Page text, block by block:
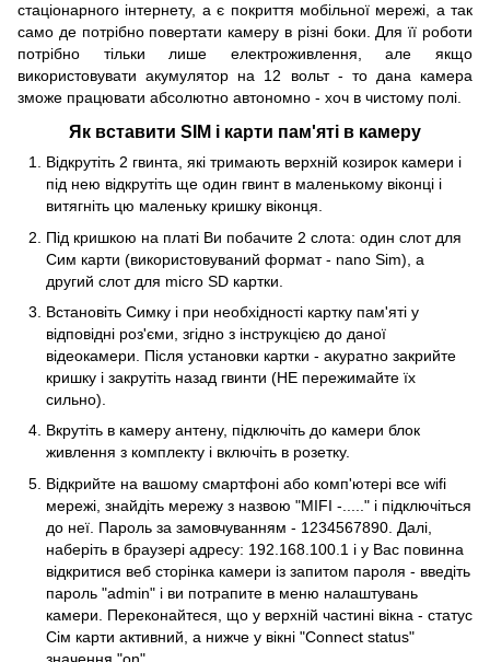
стаціонарного інтернету, а є покриття мобільної мережі, а так
само де потрібно повертати камеру в різні боки. Для її роботи
потрібно тільки лише електроживлення, але якщо
використовувати акумулятор на 12 вольт - то дана камера
зможе працювати абсолютно автономно - хоч в чистому полі.
Як вставити SIM і карти пам'яті в камеру
Відкрутіть 2 гвинта, які тримають верхній козирок камери і
під нею відкрутіть ще один гвинт в маленькому віконці і
витягніть цю маленьку кришку віконця.
Під кришкою на платі Ви побачите 2 слота: один слот для
Сим карти (використовуваний формат - nano Sim), а
другий слот для micro SD картки.
Встановіть Симку і при необхідності картку пам'яті у
відповідні роз'єми, згідно з інструкцією до даної
відеокамери. Після установки картки - акуратно закрийте
кришку і закрутіть назад гвинти (НЕ пережимайте їх
сильно).
Вкрутіть в камеру антену, підключіть до камери блок
живлення з комплекту і включіть в розетку.
Відкрийте на вашому смартфоні або комп'ютері все wifi
мережі, знайдіть мережу з назвою "MIFI -....." і підключіться
до неї. Пароль за замовчуванням - 1234567890. Далі,
наберіть в браузері адресу: 192.168.100.1 і у Вас повинна
відкритися веб сторінка камери із запитом пароля - введіть
пароль "admin" і ви потрапите в меню налаштувань
камери. Переконайтеся, що у верхній частині вікна - статус
Сім карти активний, а нижче у вікні "Connect status"
значення "on".